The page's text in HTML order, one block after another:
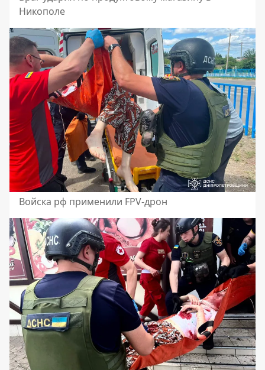
Никополе
Войска рф применили FPV-дрон